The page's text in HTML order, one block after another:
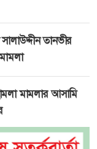
তানভীর
মামলার আসামি